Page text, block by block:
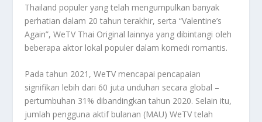
Thailand populer yang telah mengumpulkan banyak
perhatian dalam 20 tahun terakhir, serta “Valentine’s
Again”, WeTV Thai Original lainnya yang dibintangi oleh
beberapa aktor lokal populer dalam komedi romantis.
Pada tahun 2021, WeTV mencapai pencapaian
signifikan lebih dari 60 juta unduhan secara global –
pertumbuhan 31% dibandingkan tahun 2020. Selain itu,
jumlah pengguna aktif bulanan (MAU) WeTV telah